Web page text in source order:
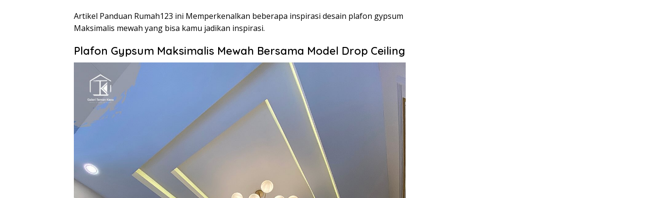
Artikel Panduan Rumah123 ini Memperkenalkan beberapa inspirasi desain plafon gypsum
Maksimalis mewah yang bisa kamu jadikan inspirasi.
Plafon Gypsum Maksimalis Mewah Bersama Model Drop Ceiling